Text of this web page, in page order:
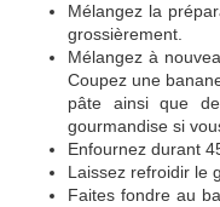
Mélangez la
grossièrement.
Mélangez à
Coupez une
pâte ainsi que
gourmandise si
Enfournez durant
Laissez refroidir le
Faites fondre au